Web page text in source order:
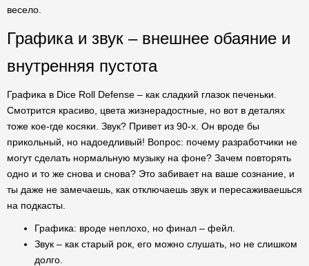
весело.
Графика и звук – внешнее обаяние и
внутренняя пустота
Графика в Dice Roll Defense – как сладкий глазок печеньки.
Смотрится красиво, цвета жизнерадостные, но вот в деталях
тоже кое-где косяки. Звук? Привет из 90-х. Он вроде бы
прикольный, но надоедливый! Вопрос: почему разработчики не
могут сделать нормальную музыку на фоне? Зачем повторять
одно и то же снова и снова? Это забивает на ваше сознание, и
ты даже не замечаешь, как отключаешь звук и пересаживаешься
на подкасты.
Графика: вроде неплохо, но финал – фейл.
Звук – как старый рок, его можно слушать, но не слишком
долго.